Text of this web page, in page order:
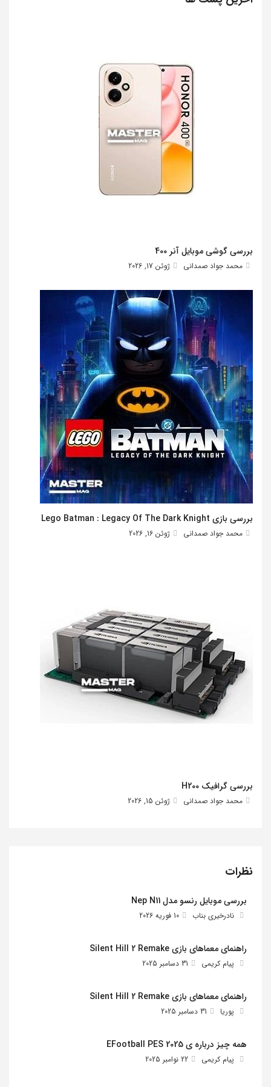
بررسی گوشی موبایل آنر 400
محمد جواد صمدانی ژوئن 17, 2026
بررسی بازی Lego Batman : Legacy Of The Dark Knight
محمد جواد صمدانی ژوئن 16, 2026
بررسی گرافیک H200
محمد جواد صمدانی ژوئن 15, 2026
نظرات
بررسی موبایل رنسو مدل Nep N11
نادرخیری بناب 10 فوریه 2026
راهنمای معماهای بازی Silent Hill 2 Remake
پیام کریمی 31 دسامبر 2025
راهنمای معماهای بازی Silent Hill 2 Remake
پوریا 31 دسامبر 2025
همه چیز درباره ی EFootball PES 2025
پیام کریمی 22 نوامبر 2025